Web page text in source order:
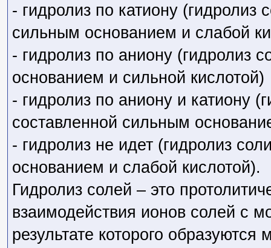
- гидролиз по катиону (гидролиз
сильным основанием и слабой
- гидролиз по аниону (гидролиз
основанием и сильной кислотой)
- гидролиз по аниону и катиону
составленной сильным
- гидролиз не идет (гидролиз
основанием и слабой кислотой).
Гидролиз солей – это
взаимодействия ионов солей с
результате которого